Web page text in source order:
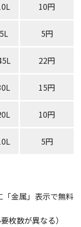
10円
5L 5円
22円
15円
10円
5円
金属」表示で無料
枚数が異なる）